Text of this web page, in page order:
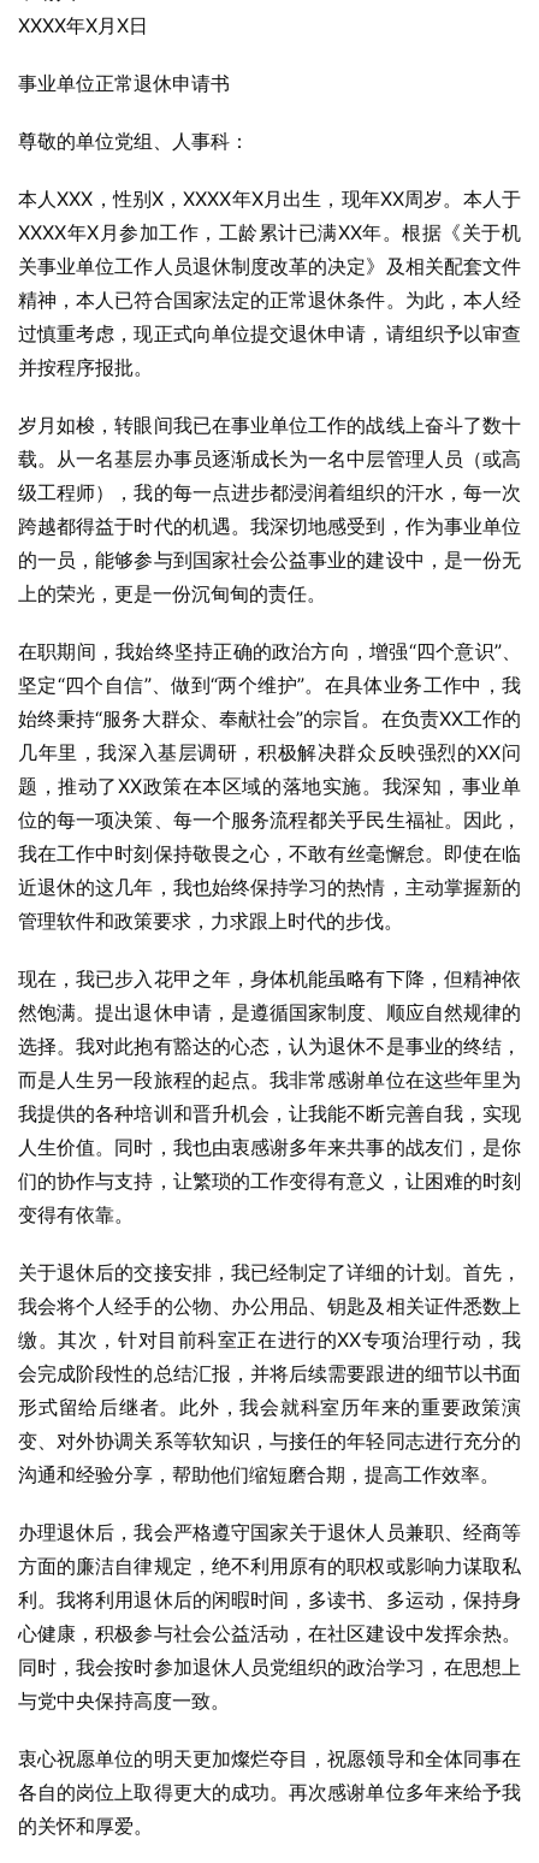
XXXX年X月X日
事业单位正常退休申请书
尊敬的单位党组、人事科：
本人XXX，性别X，XXXX年X月出生，现年XX周岁。本人于
XXXX年X月参加工作，工龄累计已满XX年。根据《关于机
关事业单位工作人员退休制度改革的决定》及相关配套文件
精神，本人已符合国家法定的正常退休条件。为此，本人经
过慎重考虑，现正式向单位提交退休申请，请组织予以审查
并按程序报批。
岁月如梭，转眼间我已在事业单位工作的战线上奋斗了数十
载。从一名基层办事员逐渐成长为一名中层管理人员（或高
级工程师），我的每一点进步都浸润着组织的汗水，每一次
跨越都得益于时代的机遇。我深切地感受到，作为事业单位
的一员，能够参与到国家社会公益事业的建设中，是一份无
上的荣光，更是一份沉甸甸的责任。
在职期间，我始终坚持正确的政治方向，增强“四个意识”、
坚定“四个自信”、做到“两个维护”。在具体业务工作中，我
始终秉持“服务大群众、奉献社会”的宗旨。在负责XX工作的
几年里，我深入基层调研，积极解决群众反映强烈的XX问
题，推动了XX政策在本区域的落地实施。我深知，事业单
位的每一项决策、每一个服务流程都关乎民生福祉。因此，
我在工作中时刻保持敬畏之心，不敢有丝毫懈怠。即使在临
近退休的这几年，我也始终保持学习的热情，主动掌握新的
管理软件和政策要求，力求跟上时代的步伐。
现在，我已步入花甲之年，身体机能虽略有下降，但精神依
然饱满。提出退休申请，是遵循国家制度、顺应自然规律的
选择。我对此抱有豁达的心态，认为退休不是事业的终结，
而是人生另一段旅程的起点。我非常感谢单位在这些年里为
我提供的各种培训和晋升机会，让我能不断完善自我，实现
人生价值。同时，我也由衷感谢多年来共事的战友们，是你
们的协作与支持，让繁琐的工作变得有意义，让困难的时刻
变得有依靠。
关于退休后的交接安排，我已经制定了详细的计划。首先，
我会将个人经手的公物、办公用品、钥匙及相关证件悉数上
缴。其次，针对目前科室正在进行的XX专项治理行动，我
会完成阶段性的总结汇报，并将后续需要跟进的细节以书面
形式留给后继者。此外，我会就科室历年来的重要政策演
变、对外协调关系等软知识，与接任的年轻同志进行充分的
沟通和经验分享，帮助他们缩短磨合期，提高工作效率。
办理退休后，我会严格遵守国家关于退休人员兼职、经商等
方面的廉洁自律规定，绝不利用原有的职权或影响力谋取私
利。我将利用退休后的闲暇时间，多读书、多运动，保持身
心健康，积极参与社会公益活动，在社区建设中发挥余热。
同时，我会按时参加退休人员党组织的政治学习，在思想上
与党中央保持高度一致。
衷心祝愿单位的明天更加燦烂夺目，祝愿领导和全体同事在
各自的岗位上取得更大的成功。再次感谢单位多年来给予我
的关怀和厚爱。